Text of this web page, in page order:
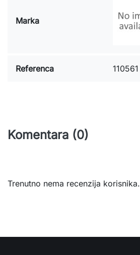
Marka
Referenca 110561
Komentara (0)
Trenutno nema recenzija korisnika.